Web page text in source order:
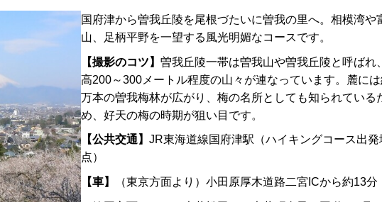
国府津から曽我丘陵を尾根づたいに曽我の里へ。相模湾や
山、足柄平野を一望する風光明媚なコースです。
【撮影のコツ】 曽我丘陵一帯は曽我山や曽我丘陵と呼ばれ
高200～300メートル程度の山々が連なっています。麓に
万本の曽我梅林が広がり、梅の名所としても知られている
め、好天の梅の時期が狙い目です。
【公共交通】 JR東海道線国府津駅（ハイキングコース出発
点）
【車】 （東京方面より）小田原厚木道路二宮ICから約13分